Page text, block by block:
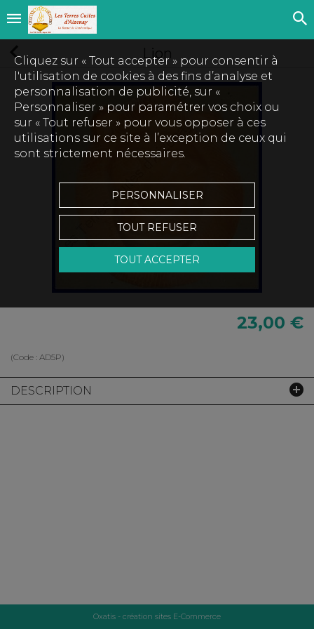
Lion
23,00 €
(Code : AD5P)
DESCRIPTION
Cliquez sur « Tout accepter » pour consentir à
l'utilisation de cookies à des fins d’analyse et
personnalisation de publicité, sur «
Personnaliser » pour paramétrer vos choix ou
sur « Tout refuser » pour vous opposer à ces
utilisations sur ce site à l’exception de ceux qui
sont strictement nécessaires.
PERSONNALISER
TOUT REFUSER
TOUT ACCEPTER
Oxatis - création sites E-Commerce